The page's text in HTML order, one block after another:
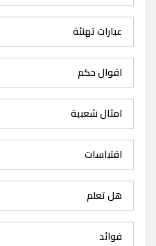
عبارات تهنئة
اقوال حكم
امثال شعبية
اقتباسات
هل تعلم
فوائد